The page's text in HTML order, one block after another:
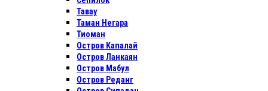
Тавау
Таман Негара
Тиоман
Остров Капалай
Остров Ланкаян
Остров Мабул
Остров Реданг